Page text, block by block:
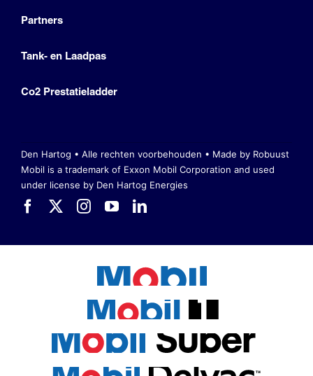
Partners
Tank- en Laadpas
Co2 Prestatieladder
Den Hartog • Alle rechten voorbehouden • Made by Robuust
Mobil is a trademark of Exxon Mobil Corporation and used
under license by Den Hartog Energies